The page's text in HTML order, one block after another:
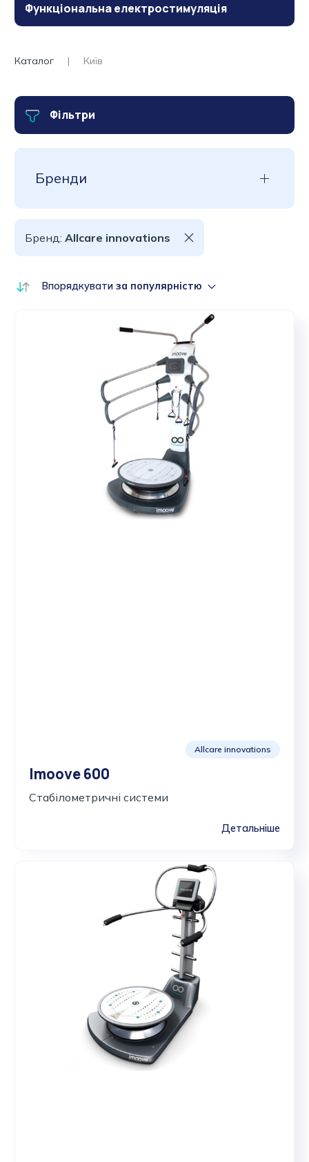
Функціональна електростимуляція
Каталог Київ
Фільтри
Бренди
Бренд: Allcare innovations
Впорядкувати за популярністю
Allcare innovations
Imoove 600
Стабілометричні системи
Детальніше